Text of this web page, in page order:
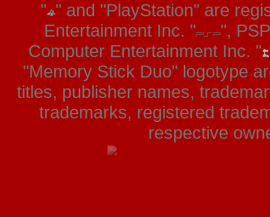
" " and "PlayStation" are
Entertainment Inc. "
",
Computer Entertainment Inc. "
"Memory Stick Duo" logotype
titles, publisher names,
trademarks, registered
respective